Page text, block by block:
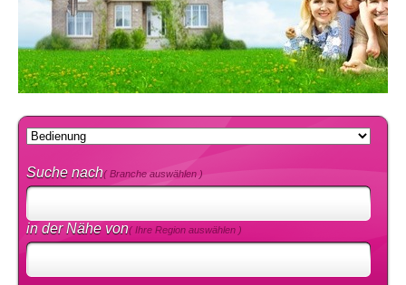
Suche nach( Branche auswählen )
in der Nähe von( Ihre Region auswählen )